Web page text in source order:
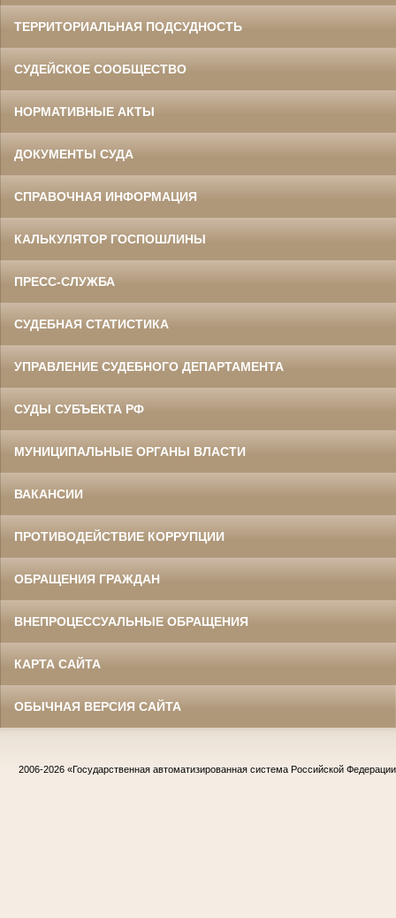
ТЕРРИТОРИАЛЬНАЯ ПОДСУДНОСТЬ
СУДЕЙСКОЕ СООБЩЕСТВО
НОРМАТИВНЫЕ АКТЫ
ДОКУМЕНТЫ СУДА
СПРАВОЧНАЯ ИНФОРМАЦИЯ
КАЛЬКУЛЯТОР ГОСПОШЛИНЫ
ПРЕСС-СЛУЖБА
СУДЕБНАЯ СТАТИСТИКА
УПРАВЛЕНИЕ СУДЕБНОГО ДЕПАРТАМЕНТА
СУДЫ СУБЪЕКТА РФ
МУНИЦИПАЛЬНЫЕ ОРГАНЫ ВЛАСТИ
ВАКАНСИИ
ПРОТИВОДЕЙСТВИЕ КОРРУПЦИИ
ОБРАЩЕНИЯ ГРАЖДАН
ВНЕПРОЦЕССУАЛЬНЫЕ ОБРАЩЕНИЯ
КАРТА САЙТА
ОБЫЧНАЯ ВЕРСИЯ САЙТА
2006-2026 «Государственная автоматизированная система Российской